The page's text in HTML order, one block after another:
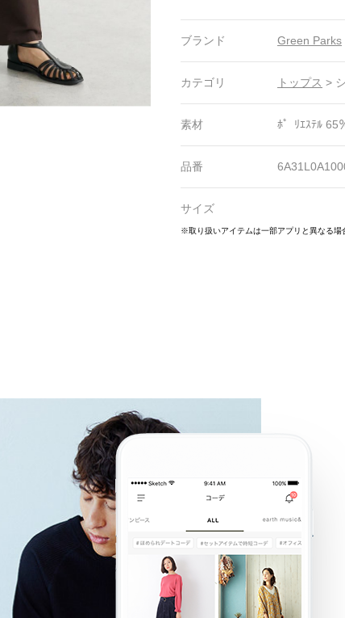
ブランド Green Parks
カテゴリ トップス >
素材 ﾎ゜ﾘｴｽﾃﾙ 65
品番
サイズ
※取り扱いアイテムは一部アプリと異なる場